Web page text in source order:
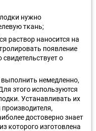
нужно
ткань;
раствор наносится на
появление
о
немедленно,
этого используются
Устанавливать их
достоверно знает
которого изготовлена